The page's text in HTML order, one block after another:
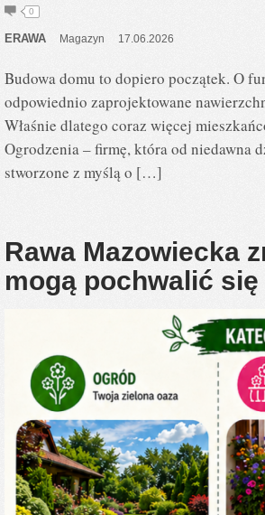
0
ERAWA Magazyn 17.06.2026
Budowa domu to dopiero początek. O
odpowiednio zaprojektowane
Właśnie dlatego coraz więcej
Ogrodzenia – firmę, która od niedawna
stworzone z myślą o […]
Rawa Mazowiecka
mogą pochwalić